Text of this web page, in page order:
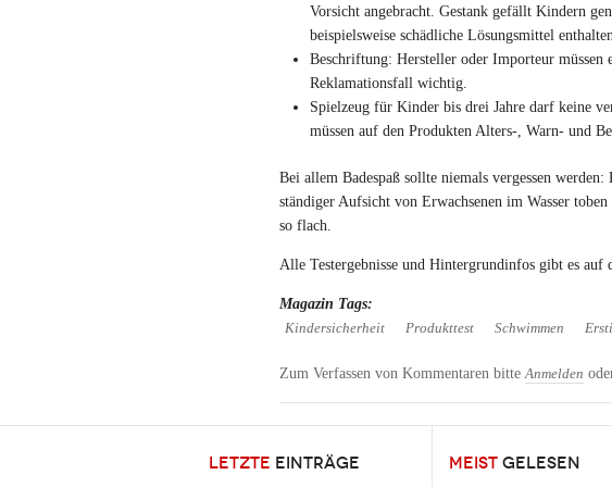
Vorsicht angebracht. Gestank gefällt Kindern
beispielsweise schädliche Lösungsmittel
Beschriftung: Hersteller oder Importeur müssen
Reklamationsfall wichtig.
Spielzeug für Kinder bis drei Jahre darf keine
müssen auf den Produkten Alters-, Warn- und
Bei allem Badespaß sollte niemals vergessen
ständiger Aufsicht von Erwachsenen im Wasser toben
so flach.
Alle Testergebnisse und Hintergrundinfos gibt es auf
Magazin Tags:
Kindersicherheit Produkttest Schwimmen
Zum Verfassen von Kommentaren bitteAnmelden
LETZTE EINTRÄGE MEIST GELESEN